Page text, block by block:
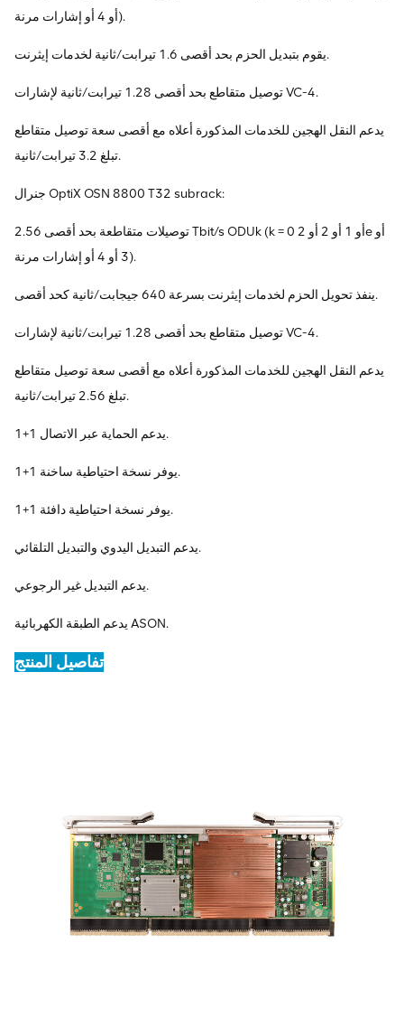
أو 4 أو إشارات مرنة).
يقوم بتبديل الحزم بحد أقصى 1.6 تيرابت/ثانية لخدمات إيثرنت.
توصيل متقاطع بحد أقصى 1.28 تيرابت/ثانية لإشارات VC-4.
يدعم النقل الهجين للخدمات المذكورة أعلاه مع أقصى سعة توصيل متقاطع
تبلغ 3.2 تيرابت/ثانية.
جنرال OptiX OSN 8800 T32 subrack:
توصيلات متقاطعة بحد أقصى 2.56 Tbit/s ODUk (k = 0 أو 1 أو 2 أو 2e أو
3 أو 4 أو إشارات مرنة).
ينفذ تحويل الحزم لخدمات إيثرنت بسرعة 640 جيجابت/ثانية كحد أقصى.
توصيل متقاطع بحد أقصى 1.28 تيرابت/ثانية لإشارات VC-4.
يدعم النقل الهجين للخدمات المذكورة أعلاه مع أقصى سعة توصيل متقاطع
تبلغ 2.56 تيرابت/ثانية.
يدعم الحماية عبر الاتصال 1+1.
يوفر نسخة احتياطية ساخنة 1+1.
يوفر نسخة احتياطية دافئة 1+1.
يدعم التبديل اليدوي والتبديل التلقائي.
يدعم التبديل غير الرجوعي.
يدعم الطبقة الكهربائية ASON.
تفاصيل المنتج